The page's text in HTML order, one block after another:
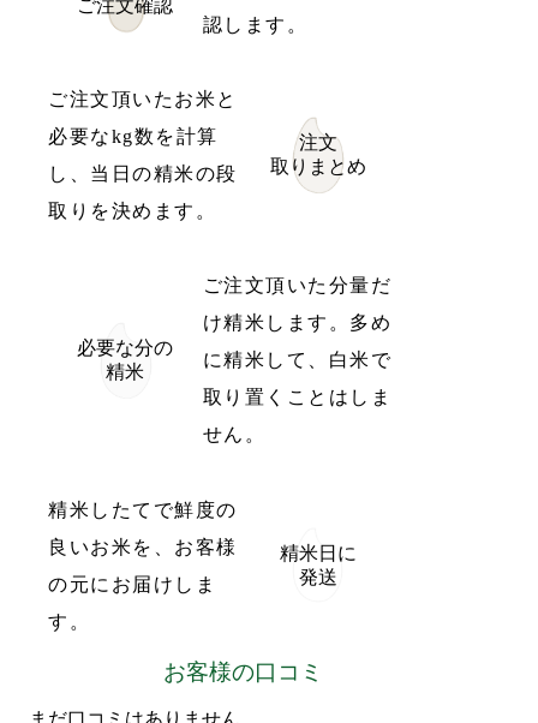
ご注文確認
認します。
ご注文頂いたお米と
必要なkg数を計算
し、当日の精米の段
取りを決めます。
注文
取りまとめ
必要な分の
精米
ご注文頂いた分量だ
け精米します。多め
に精米して、白米で
取り置くことはしま
せん。
精米したてで鮮度の
良いお米を、お客様
の元にお届けしま
す。
精米日に
発送
お客様の口コミ
まだ口コミはありません。